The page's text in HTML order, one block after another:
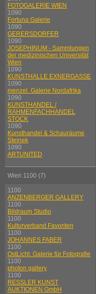
FOTOGALERIE WIEN
1090
Fortuna Galerie
1090
GERERSDORFER
1090
JOSEPHINUM - Sammlungen
der medizinischen Universität
Wien
1090
KUNSTHALLE EXNERGASSE
1090
menzel. Galerie Nordafrika
1090
KUNSTHANDEL /
RAHMENFACHHANDEL
STOCK
1090
Kunsthandel & Schauräume
Steinek
1090
ARTUNITED
Wien 1100 (7)
1100
ANZENBERGER GALLERY
1100
Bildraum Studio
1100
Kulturverband Favoriten
1100
JOHANNES FABER
1100
OstLicht. Galerie für Fotografie
1100
photon gallery
1100
RESSLER KUNST
AUKTIONEN GmbH